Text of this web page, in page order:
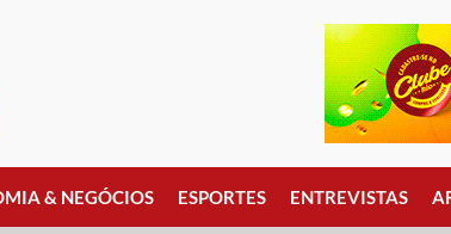
& NEGÓCIOS ESPORTES ENTREVISTAS